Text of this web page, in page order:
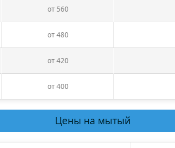
от 560
от 480
от 420
от 400
Цены на мытый